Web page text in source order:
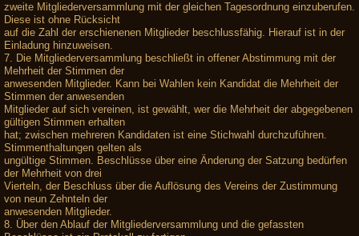
zweite Mitgliederversammlung mit der gleichen Tagesordnung einzuberufen.
Diese ist ohne Rücksicht
auf die Zahl der erschienenen Mitglieder beschlussfähig. Hierauf ist in der
Einladung hinzuweisen.
7. Die Mitgliederversammlung beschließt in offener Abstimmung mit der
Mehrheit der Stimmen der
anwesenden Mitglieder. Kann bei Wahlen kein Kandidat die Mehrheit der
Stimmen der anwesenden
Mitglieder auf sich vereinen, ist gewählt, wer die Mehrheit der abgegebenen
gültigen Stimmen erhalten
hat; zwischen mehreren Kandidaten ist eine Stichwahl durchzuführen.
Stimmenthaltungen gelten als
ungültige Stimmen. Beschlüsse über eine Änderung der Satzung bedürfen
der Mehrheit von drei
Vierteln, der Beschluss über die Auflösung des Vereins der Zustimmung
von neun Zehnteln der
anwesenden Mitglieder.
8. Über den Ablauf der Mitgliederversammlung und die gefassten